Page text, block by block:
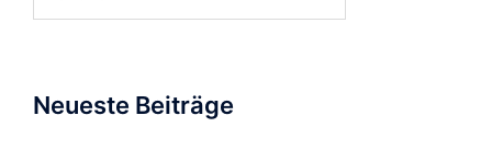
Neueste Beiträge